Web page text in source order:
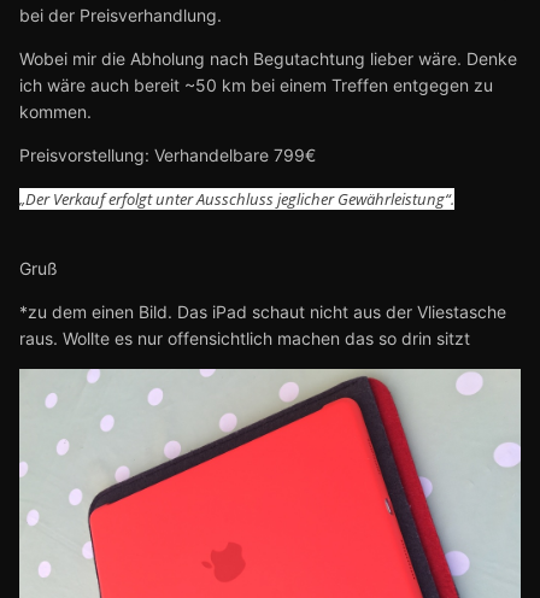
bei der Preisverhandlung.
Wobei mir die Abholung nach Begutachtung lieber wäre. Denke
ich wäre auch bereit ~50 km bei einem Treffen entgegen zu
kommen.
Preisvorstellung: Verhandelbare 799€
„Der Verkauf erfolgt unter Ausschluss jeglicher Gewährleistung“.
Gruß
*zu dem einen Bild. Das iPad schaut nicht aus der Vliestasche
raus. Wollte es nur offensichtlich machen das so drin sitzt